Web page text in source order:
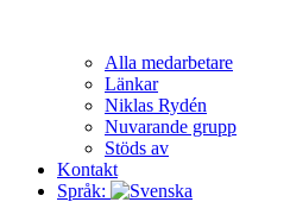
Alla medarbetare
Länkar
Niklas Rydén
Nuvarande grupp
Stöds av
Kontakt
Språk: